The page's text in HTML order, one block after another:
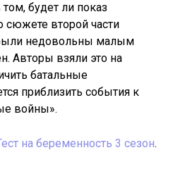
будет ли показ
сюжете второй части
недовольны малым
Авторы взяли это на
батальные
приблизить события к
войны».
на беременность 3 сезон.